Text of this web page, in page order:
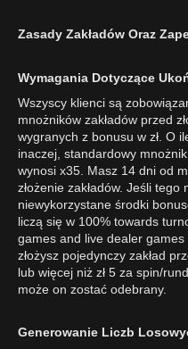
Zasady Zakładów Oraz
Wymagania Dotyczące
Wszyscy klienci są
mnożników zakładów przed
wygranych z bonusu w zł. O
inaczej, standardowy
wynosi x35. Masz 14 dni od
złożenie zakładów. Jeśli
niewykorzystane środki
liczą się w 100% towards
games and live dealer
złożysz pojedynczy zakład
lub więcej niż zł 5 za spin/
może on zostać odebrany.
Generowanie Liczb